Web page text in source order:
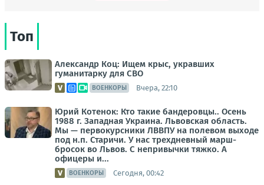
Топ
Александр Коц: Ищем крыс, укравших
гуманитарку для СВО
ВОЕНКОРЫ Вчера, 22:10
Юрий Котенок: Кто такие бандеровцы.. Осень
1988 г. Западная Украина. Львовская область.
Мы — первокурсники ЛВВПУ на полевом выходе
под н.п. Старичи. У нас трехдневный марш-
бросок во Львов. С непривычки тяжко. А
офицеры и...
ВОЕНКОРЫ Сегодня, 00:42